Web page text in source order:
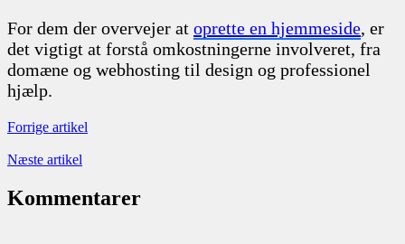
For dem der overvejer at oprette en hjemmeside, er
det vigtigt at forstå omkostningerne involveret, fra
domæne og webhosting til design og professionel
hjælp.
Forrige artikel
Næste artikel
Kommentarer